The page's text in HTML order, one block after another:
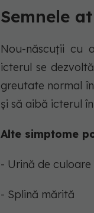
Semnele
Nou-născuții cu
icterul se
greutate normal
și să aibă icterul
Alte simptome
- Urină de culoare
- Splină mărită